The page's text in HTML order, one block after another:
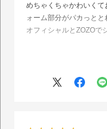
めちゃくちゃかわいく
ォーム部分がパカっとと
オフィシャルとZOZOで
でも本当にここのが1番